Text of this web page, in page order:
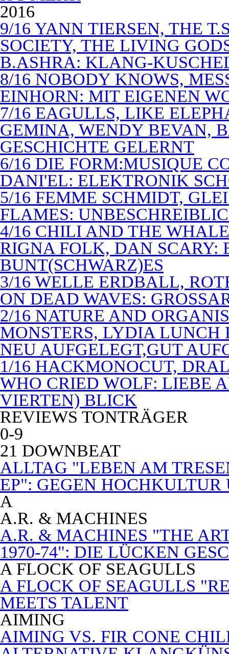
2016
9/16 YANN TIERSEN, THE
SOCIETY, THE LIVING
B.ASHRA: KLANG-
8/16 NOBODY KNOWS,
EINHORN: MIT EIGENEN
7/16 EAGULLS, LIKE
GEMINA, WENDY BEVAN,
GESCHICHTE GELERNT
6/16 DIE FORM:MUSIQUE
DANI'EL: ELEKTRONIK
5/16 FEMME SCHMIDT,
FLAMES:
4/16 CHILI AND THE
RIGNA FOLK, DAN SCARY:
BUNT(SCHWARZ)ES
3/16 WELLE ERDBALL,
ON DEAD WAVES:
2/16 NATURE AND
MONSTERS, LYDIA LUNCH
NEU AUFGELEGT,GUT
1/16 HACKMONOCUT,
WHO CRIED WOLF: LIEBE
VIERTEN) BLICK
REVIEWS TONTRÄGER
0-9
21 DOWNBEAT
ALLTAG "LEBEN AM
EP": GEGEN
A
A.R. & MACHINES
A.R. & MACHINES "THE
1970-74": DIE LÜCKEN
A FLOCK OF SEAGULLS
A FLOCK OF SEAGULLS
MEETS TALENT
AIMING
AIMING VS. FIR CONE